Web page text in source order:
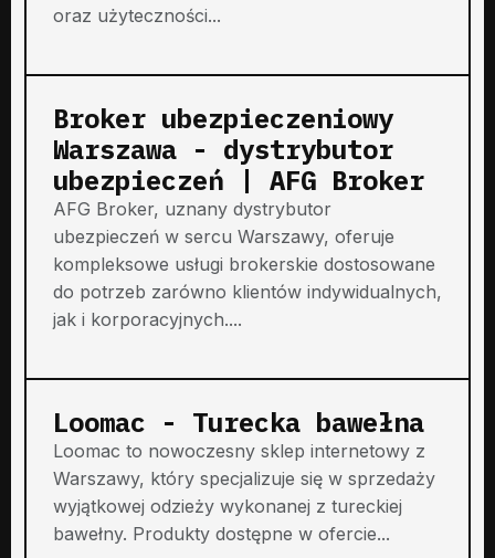
oraz użyteczności...
Broker ubezpieczeniowy
Warszawa - dystrybutor
ubezpieczeń | AFG Broker
AFG Broker, uznany dystrybutor
ubezpieczeń w sercu Warszawy, oferuje
kompleksowe usługi brokerskie dostosowane
do potrzeb zarówno klientów indywidualnych,
jak i korporacyjnych....
Loomac - Turecka bawełna
Loomac to nowoczesny sklep internetowy z
Warszawy, który specjalizuje się w sprzedaży
wyjątkowej odzieży wykonanej z tureckiej
bawełny. Produkty dostępne w ofercie...